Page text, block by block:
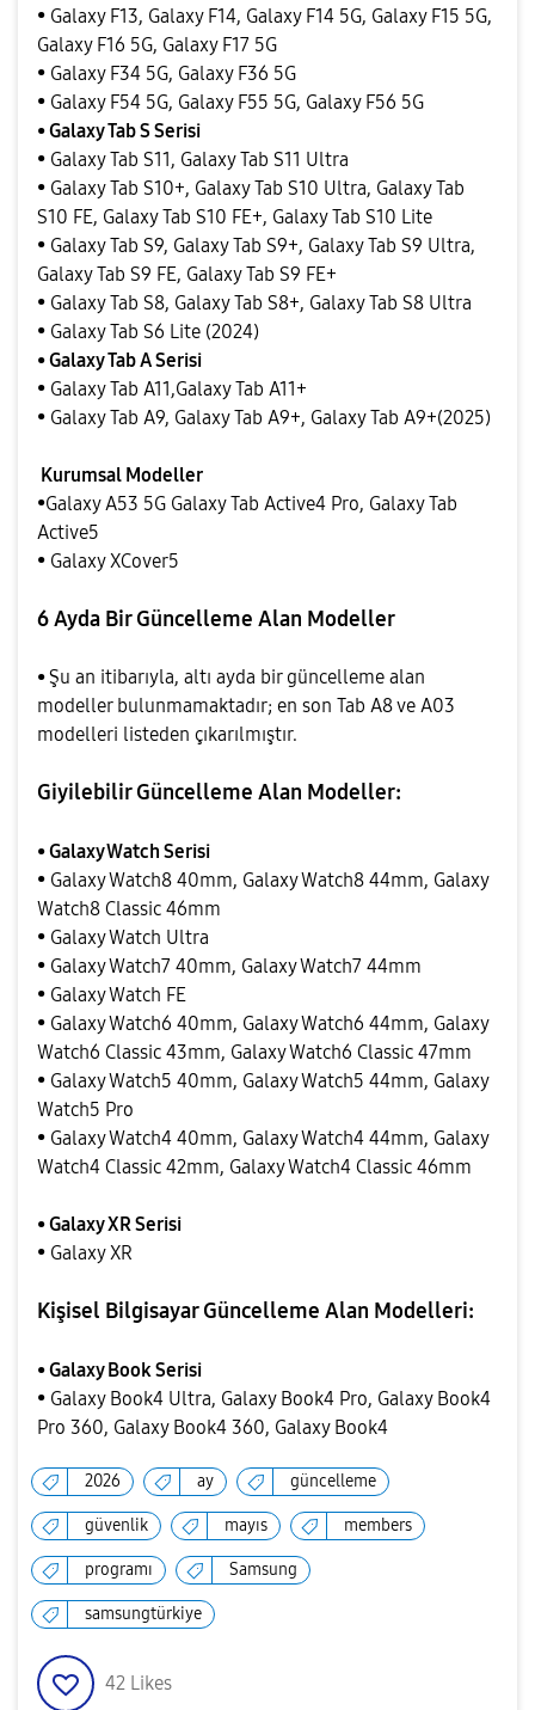
• Galaxy F13, Galaxy F14, Galaxy F14 5G, Galaxy F15 5G,
Galaxy F16 5G, Galaxy F17 5G
• Galaxy F34 5G, Galaxy F36 5G
• Galaxy F54 5G, Galaxy F55 5G, Galaxy F56 5G
• Galaxy Tab S Serisi
• Galaxy Tab S11, Galaxy Tab S11 Ultra
• Galaxy Tab S10+, Galaxy Tab S10 Ultra, Galaxy Tab
S10 FE, Galaxy Tab S10 FE+, Galaxy Tab S10 Lite
• Galaxy Tab S9, Galaxy Tab S9+, Galaxy Tab S9 Ultra,
Galaxy Tab S9 FE, Galaxy Tab S9 FE+
• Galaxy Tab S8, Galaxy Tab S8+, Galaxy Tab S8 Ultra
• Galaxy Tab S6 Lite (2024)
• Galaxy Tab A Serisi
• Galaxy Tab A11,Galaxy Tab A11+
• Galaxy Tab A9, Galaxy Tab A9+, Galaxy Tab A9+(2025)
Kurumsal Modeller
•Galaxy A53 5G Galaxy Tab Active4 Pro, Galaxy Tab
Active5
• Galaxy XCover5
6 Ayda Bir Güncelleme Alan Modeller
•Şu an itibarıyla, altı ayda bir güncelleme alan
modeller bulunmamaktadır; en son Tab A8 ve A03
modelleri listeden çıkarılmıştır.
Giyilebilir Güncelleme Alan Modeller:
• Galaxy Watch Serisi
• Galaxy Watch8 40mm, Galaxy Watch8 44mm, Galaxy
Watch8 Classic 46mm
• Galaxy Watch Ultra
• Galaxy Watch7 40mm, Galaxy Watch7 44mm
• Galaxy Watch FE
• Galaxy Watch6 40mm, Galaxy Watch6 44mm, Galaxy
Watch6 Classic 43mm, Galaxy Watch6 Classic 47mm
• Galaxy Watch5 40mm, Galaxy Watch5 44mm, Galaxy
Watch5 Pro
• Galaxy Watch4 40mm, Galaxy Watch4 44mm, Galaxy
Watch4 Classic 42mm, Galaxy Watch4 Classic 46mm
•Galaxy XR Serisi
• Galaxy XR
Kişisel Bilgisayar Güncelleme Alan Modelleri:
• Galaxy Book Serisi
• Galaxy Book4 Ultra, Galaxy Book4 Pro, Galaxy Book4
Pro 360, Galaxy Book4 360, Galaxy Book4
2026 ay güncelleme
güvenlik mayıs members
programı Samsung
samsungtürkiye
42 Likes